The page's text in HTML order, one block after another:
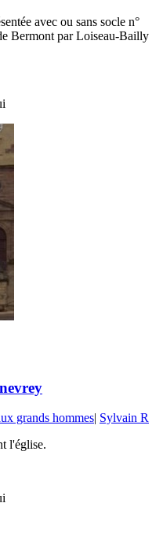
avec ou sans socle n°
Bermont par Loiseau-Bailly
grands hommes| Sylvain R
l'église.